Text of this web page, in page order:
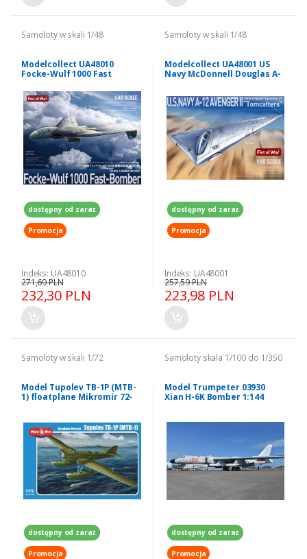
Samoloty w skali 1/48
Modelcollect UA48010
Focke-Wulf 1000 Fast
dostępny od zaraz
Promocja
Indeks: UA48010
232,30 PLN
271,69 PLN
Samoloty w skali 1/48
Modelcollect UA48001 US
Navy McDonnell Douglas A-
dostępny od zaraz
Promocja
Indeks: UA48001
223,98 PLN
257,59 PLN
Samoloty w skali 1/72
Model Tupolev TB-1P (MTB-
1) floatplane Mikromir 72-
dostępny od zaraz
Promocja
Samoloty skala 1/100 do 1/350
Model Trumpeter 03930
Xian H-6K Bomber 1:144
dostępny od zaraz
Promocja